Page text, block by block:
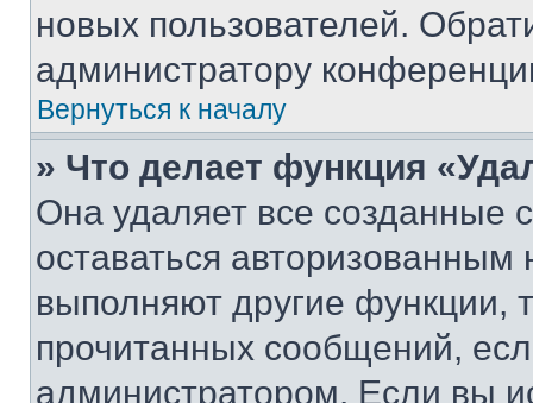
новых пользователей.
администратору
Вернуться к началу
» Что делает функция
Она удаляет все созданные
оставаться
выполняют другие функции,
прочитанных сообщений,
администратором. Если вы